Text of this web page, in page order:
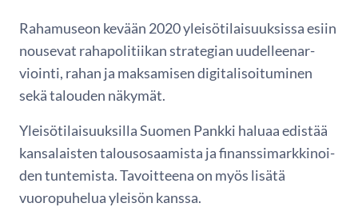
Rahamuseon kevään 2020 yleisötilaisuuksissa esiin
nousevat rahapolitiikan strategian uudelleenar-
viointi, rahan ja maksamisen digitalisoituminen
sekä talouden näkymät.
Yleisötilaisuuksilla Suomen Pankki haluaa edistää
kansalaisten talousosaamista ja finanssimarkkinoi-
den tuntemista. Tavoitteena on myös lisätä
vuoropuhelua yleisön kanssa.